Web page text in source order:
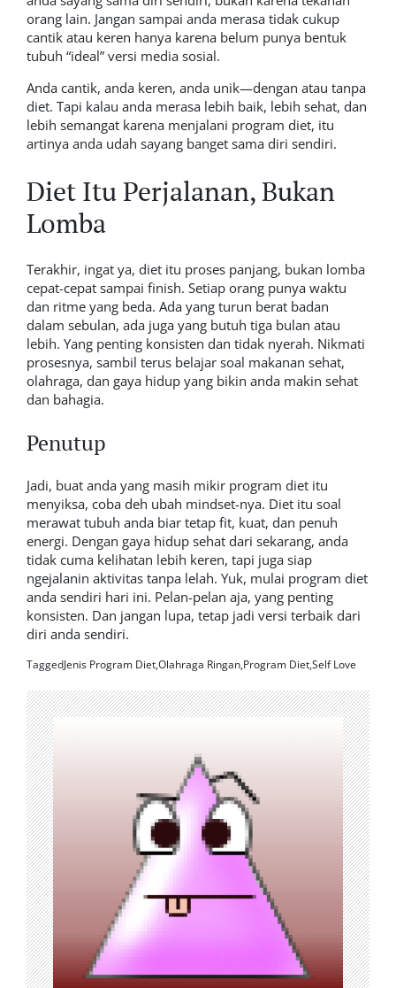
orang lain. Jangan sampai anda merasa tidak cukup
cantik atau keren hanya karena belum punya bentuk
tubuh “ideal” versi media sosial.
Anda cantik, anda keren, anda unik—dengan atau tanpa
diet. Tapi kalau anda merasa lebih baik, lebih sehat, dan
lebih semangat karena menjalani program diet, itu
artinya anda udah sayang banget sama diri sendiri.
Diet Itu Perjalanan, Bukan
Lomba
Terakhir, ingat ya, diet itu proses panjang, bukan lomba
cepat-cepat sampai finish. Setiap orang punya waktu
dan ritme yang beda. Ada yang turun berat badan
dalam sebulan, ada juga yang butuh tiga bulan atau
lebih. Yang penting konsisten dan tidak nyerah. Nikmati
prosesnya, sambil terus belajar soal makanan sehat,
olahraga, dan gaya hidup yang bikin anda makin sehat
dan bahagia.
Penutup
Jadi, buat anda yang masih mikir program diet itu
menyiksa, coba deh ubah mindset-nya. Diet itu soal
merawat tubuh anda biar tetap fit, kuat, dan penuh
energi. Dengan gaya hidup sehat dari sekarang, anda
tidak cuma kelihatan lebih keren, tapi juga siap
ngejalanin aktivitas tanpa lelah. Yuk, mulai program diet
anda sendiri hari ini. Pelan-pelan aja, yang penting
konsisten. Dan jangan lupa, tetap jadi versi terbaik dari
diri anda sendiri.
TaggedJenis Program Diet,Olahraga Ringan,Program Diet,Self Love